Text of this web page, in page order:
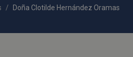
Doña Clotilde Hernández Oramas